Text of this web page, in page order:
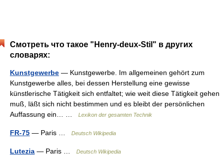
Смотреть что такое "Henry-deux-Stil" в других
словарях:
Kunstgewerbe — Kunstgewerbe. Im allgemeinen gehört zum
Kunstgewerbe alles, bei dessen Herstellung eine gewisse
künstlerische Tätigkeit sich entfaltet; wie weit diese Tätigkeit gehen
muß, läßt sich nicht bestimmen und es bleibt der persönlichen
Auffassung ein… …
Lexikon der gesamten Technik
FR-75 — Paris … Deutsch Wikipedia
Lutezia — Paris … Deutsch Wikipedia